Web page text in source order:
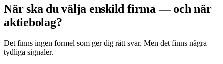
När ska du välja enskild firma — och när
aktiebolag?
Det finns ingen formel som ger dig rätt svar. Men det finns några
tydliga signaler.